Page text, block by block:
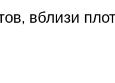
вблизи